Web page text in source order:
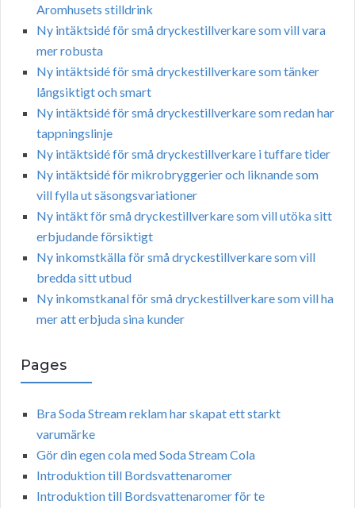
Aromhusets stilldrink
Ny intäktsidé för små dryckestillverkare som vill vara
mer robusta
Ny intäktsidé för små dryckestillverkare som tänker
långsiktigt och smart
Ny intäktsidé för små dryckestillverkare som redan har
tappningslinje
Ny intäktsidé för små dryckestillverkare i tuffare tider
Ny intäktsidé för mikrobryggerier och liknande som
vill fylla ut säsongsvariationer
Ny intäkt för små dryckestillverkare som vill utöka sitt
erbjudande försiktigt
Ny inkomstkälla för små dryckestillverkare som vill
bredda sitt utbud
Ny inkomstkanal för små dryckestillverkare som vill ha
mer att erbjuda sina kunder
Pages
Bra Soda Stream reklam har skapat ett starkt
varumärke
Gör din egen cola med Soda Stream Cola
Introduktion till Bordsvattenaromer
Introduktion till Bordsvattenaromer för te